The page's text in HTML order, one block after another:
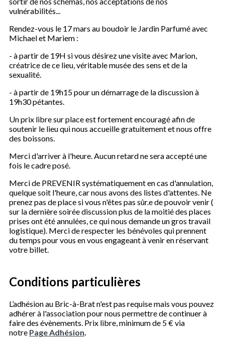
vulnérabilités...
Rendez-vous le 17 mars au boudoir le Jardin Parfumé avec
Michael et Mariem :
- à partir de 19H si vous désirez une visite avec Marion,
créatrice de ce lieu, véritable musée des sens et de la
sexualité.
- à partir de 19h15 pour un démarrage de la discussion à
19h30 pétantes.
Un prix libre sur place est fortement encouragé afin de
soutenir le lieu qui nous accueille gratuitement et nous offre
des boissons.
Merci d'arriver à l'heure. Aucun retard ne sera accepté une
fois le cadre posé.
Merci de PREVENIR systématiquement en cas d'annulation,
quelque soit l'heure, car nous avons des listes d'attentes. Ne
prenez pas de place si vous n'êtes pas sûr.e de pouvoir venir (
sur la dernière soirée discussion plus de la moitié des places
prises ont été annulées, ce qui nous demande un gros travail
logistique). Merci de respecter les bénévoles qui prennent
du temps pour vous en vous engageant à venir en réservant
votre billet.
Conditions particulières
L’adhésion au Bric-à-Brat n'est pas requise mais vous pouvez
adhérer à l'association pour nous permettre de continuer à
faire des évènements. Prix libre, minimum de 5 € via
notre Page Adhésion.